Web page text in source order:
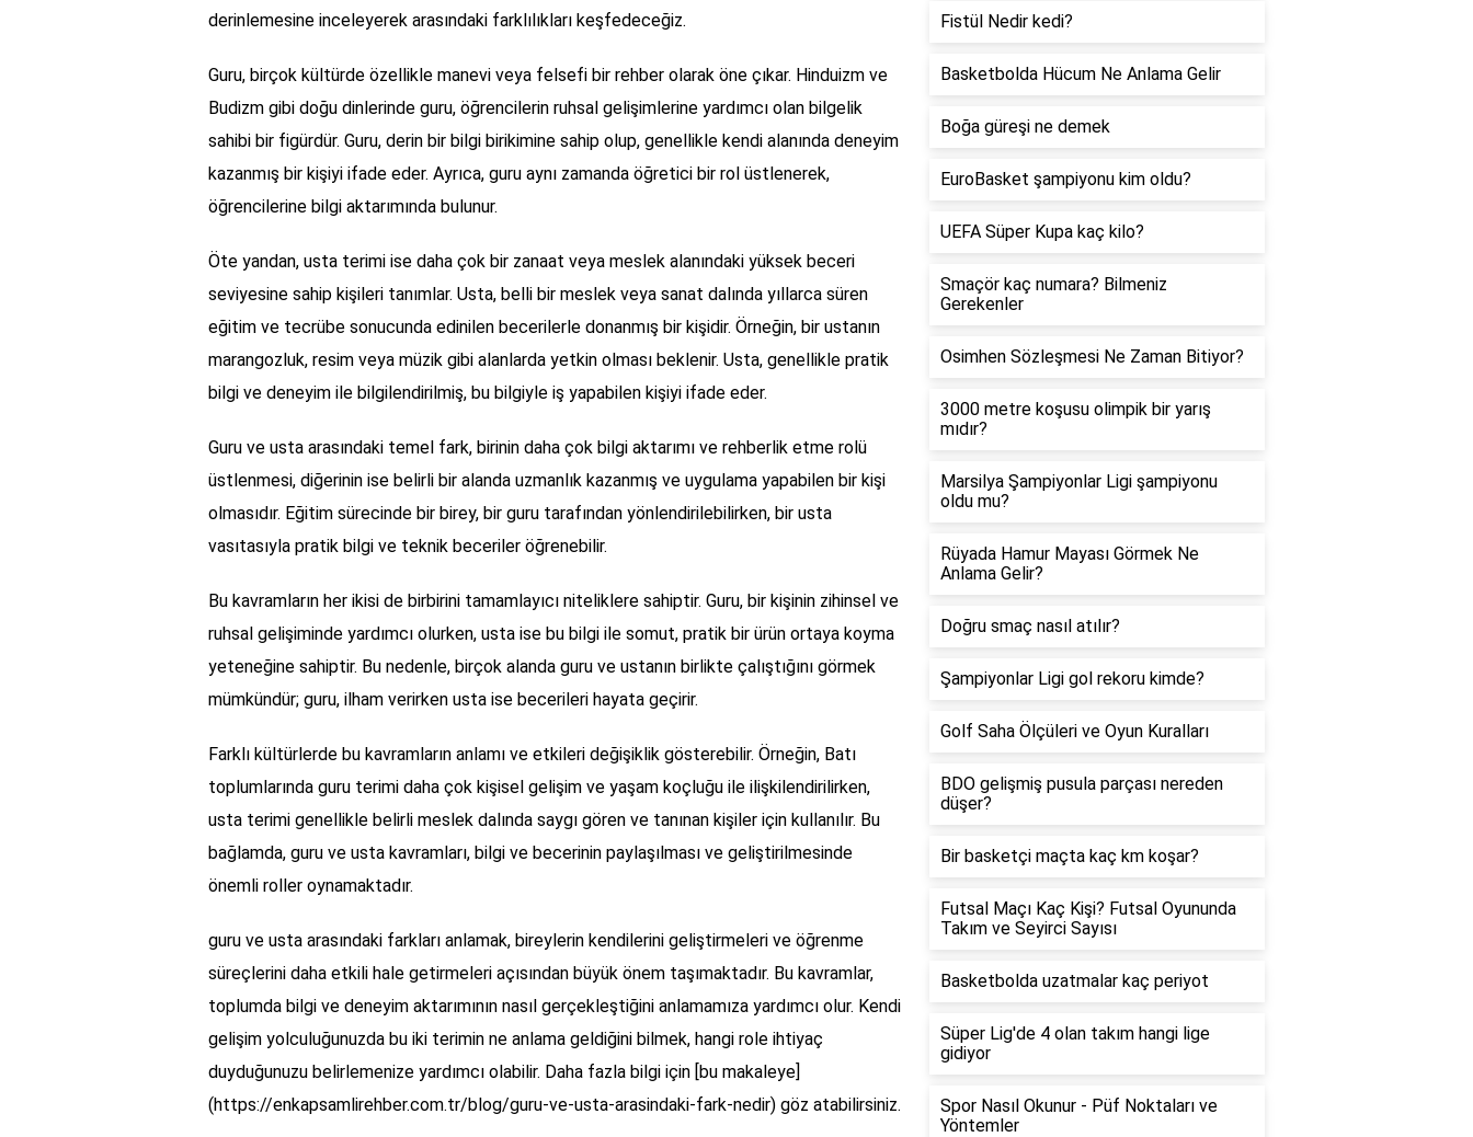
derinlemesine inceleyerek arasındaki farklılıkları keşfedeceğiz.
Guru, birçok kültürde özellikle manevi veya felsefi bir rehber olarak öne çıkar. Hinduizm ve
Budizm gibi doğu dinlerinde guru, öğrencilerin ruhsal gelişimlerine yardımcı olan bilgelik
sahibi bir figürdür. Guru, derin bir bilgi birikimine sahip olup, genellikle kendi alanında deneyim
kazanmış bir kişiyi ifade eder. Ayrıca, guru aynı zamanda öğretici bir rol üstlenerek,
öğrencilerine bilgi aktarımında bulunur.
Öte yandan, usta terimi ise daha çok bir zanaat veya meslek alanındaki yüksek beceri
seviyesine sahip kişileri tanımlar. Usta, belli bir meslek veya sanat dalında yıllarca süren
eğitim ve tecrübe sonucunda edinilen becerilerle donanmış bir kişidir. Örneğin, bir ustanın
marangozluk, resim veya müzik gibi alanlarda yetkin olması beklenir. Usta, genellikle pratik
bilgi ve deneyim ile bilgilendirilmiş, bu bilgiyle iş yapabilen kişiyi ifade eder.
Guru ve usta arasındaki temel fark, birinin daha çok bilgi aktarımı ve rehberlik etme rolü
üstlenmesi, diğerinin ise belirli bir alanda uzmanlık kazanmış ve uygulama yapabilen bir kişi
olmasıdır. Eğitim sürecinde bir birey, bir guru tarafından yönlendirilebilirken, bir usta
vasıtasıyla pratik bilgi ve teknik beceriler öğrenebilir.
Bu kavramların her ikisi de birbirini tamamlayıcı niteliklere sahiptir. Guru, bir kişinin zihinsel ve
ruhsal gelişiminde yardımcı olurken, usta ise bu bilgi ile somut, pratik bir ürün ortaya koyma
yeteneğine sahiptir. Bu nedenle, birçok alanda guru ve ustanın birlikte çalıştığını görmek
mümkündür; guru, ilham verirken usta ise becerileri hayata geçirir.
Farklı kültürlerde bu kavramların anlamı ve etkileri değişiklik gösterebilir. Örneğin, Batı
toplumlarında guru terimi daha çok kişisel gelişim ve yaşam koçluğu ile ilişkilendirilirken,
usta terimi genellikle belirli meslek dalında saygı gören ve tanınan kişiler için kullanılır. Bu
bağlamda, guru ve usta kavramları, bilgi ve becerinin paylaşılması ve geliştirilmesinde
önemli roller oynamaktadır.
guru ve usta arasındaki farkları anlamak, bireylerin kendilerini geliştirmeleri ve öğrenme
süreçlerini daha etkili hale getirmeleri açısından büyük önem taşımaktadır. Bu kavramlar,
toplumda bilgi ve deneyim aktarımının nasıl gerçekleştiğini anlamamıza yardımcı olur. Kendi
gelişim yolculuğunuzda bu iki terimin ne anlama geldiğini bilmek, hangi role ihtiyaç
duyduğunuzu belirlemenize yardımcı olabilir. Daha fazla bilgi için [bu makaleye]
(https://enkapsamlirehber.com.tr/blog/guru-ve-usta-arasindaki-fark-nedir) göz atabilirsiniz.
Fistül Nedir kedi?
Basketbolda Hücum Ne Anlama Gelir
Boğa güreşi ne demek
EuroBasket şampiyonu kim oldu?
UEFA Süper Kupa kaç kilo?
Smaçör kaç numara? Bilmeniz
Gerekenler
Osimhen Sözleşmesi Ne Zaman Bitiyor?
3000 metre koşusu olimpik bir yarış
mıdır?
Marsilya Şampiyonlar Ligi şampiyonu
oldu mu?
Rüyada Hamur Mayası Görmek Ne
Anlama Gelir?
Doğru smaç nasıl atılır?
Şampiyonlar Ligi gol rekoru kimde?
Golf Saha Ölçüleri ve Oyun Kuralları
BDO gelişmiş pusula parçası nereden
düşer?
Bir basketçi maçta kaç km koşar?
Futsal Maçı Kaç Kişi? Futsal Oyununda
Takım ve Seyirci Sayısı
Basketbolda uzatmalar kaç periyot
Süper Lig'de 4 olan takım hangi lige
gidiyor
Spor Nasıl Okunur - Püf Noktaları ve
Yöntemler